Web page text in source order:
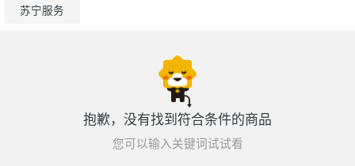
苏宁服务
抱歉，没有找到符合条件的商品
您可以输入关键词试试看